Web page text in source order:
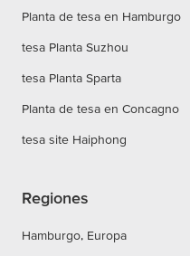
Planta de tesa en Hamburgo
tesa Planta Suzhou
tesa Planta Sparta
Planta de tesa en Concagno
tesa site Haiphong
Regiones
Hamburgo, Europa